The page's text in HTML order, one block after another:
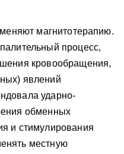
магнитотерапию.
процесс,
кровообращения,
явлений
ударно-
обменных
и стимулирования
местную